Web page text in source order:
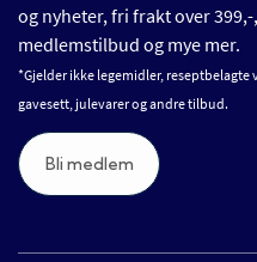
og nyheter, fri frakt over
medlemstilbud og mye mer.
*Gjelder ikke legemidler, reseptbelagte
gavesett, julevarer og andre tilbud.
Bli medlem